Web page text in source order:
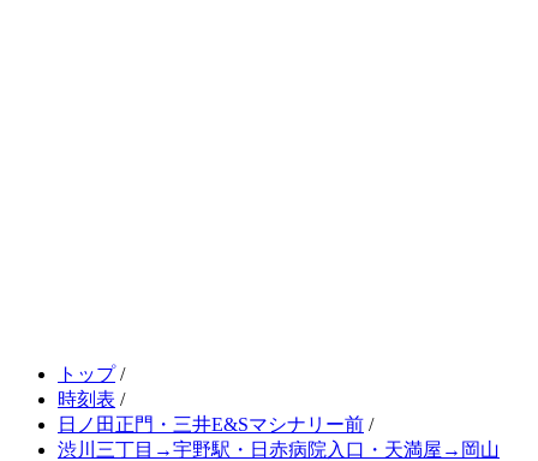
トップ/
時刻表 /
日ノ田正門・三井E&Sマシナリー前 /
渋川三丁目→宇野駅・日赤病院入口・天満屋→岡山